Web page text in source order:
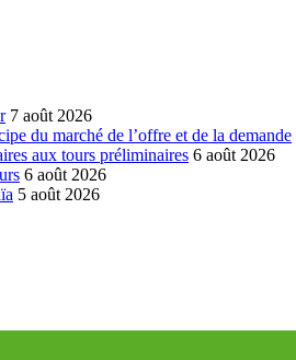
7 août 2026
du marché de l’offre et de la demande
aux tours préliminaires 6 août 2026
6 août 2026
5 août 2026